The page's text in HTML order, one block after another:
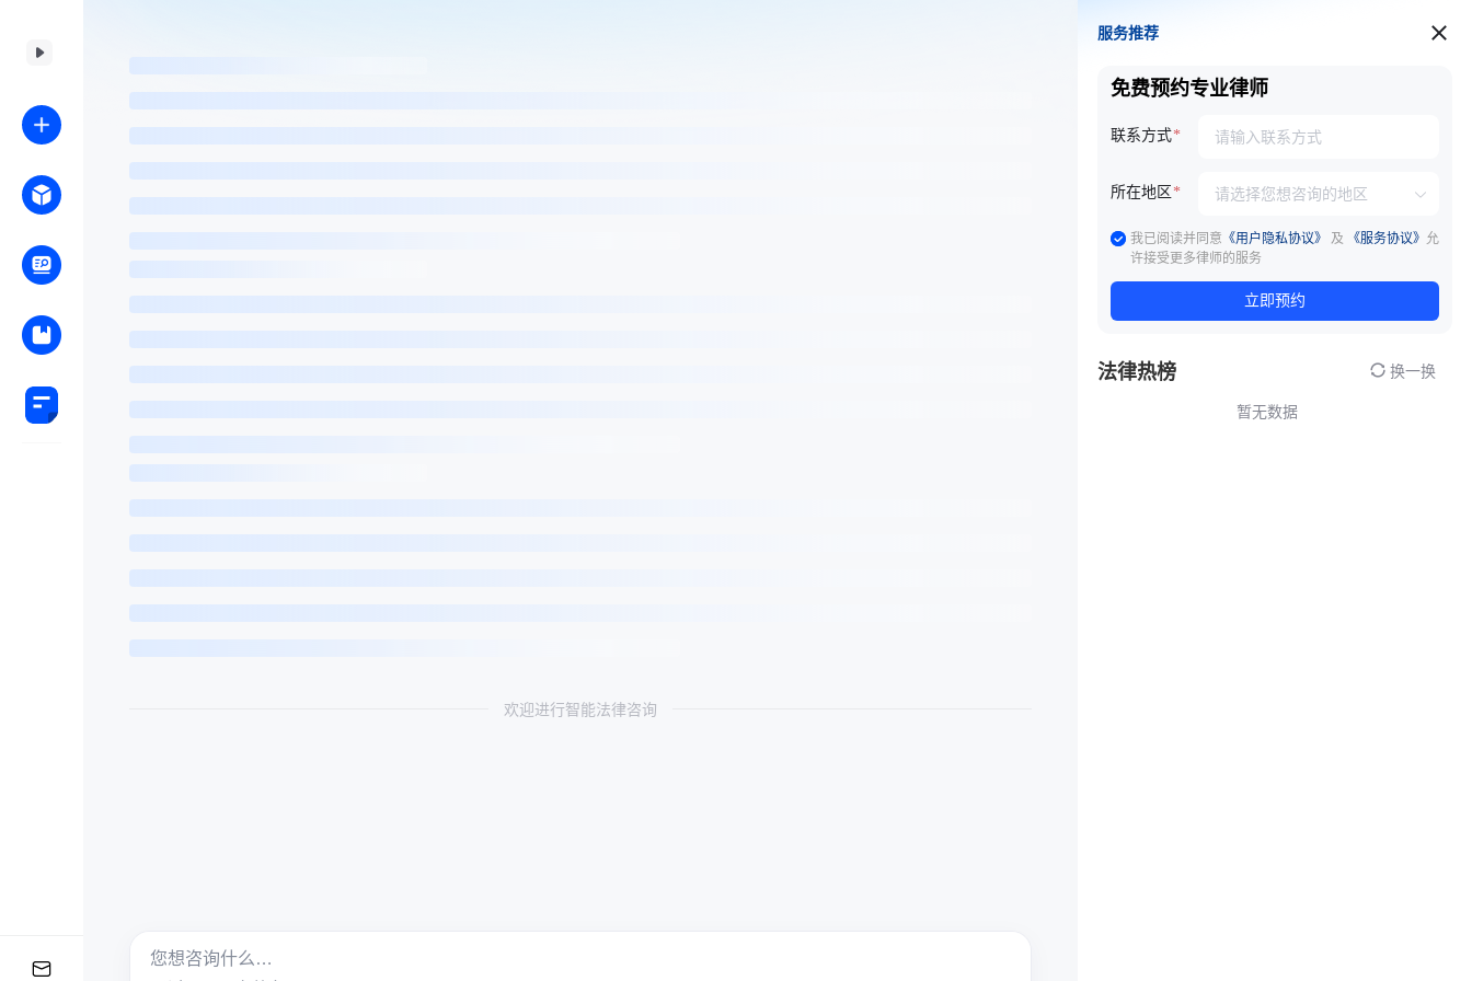
欢迎进行智能法律咨询
服务推荐
服务推荐
免费预约专业律师
联系方式
所在地区
我已阅读并同意 《用户隐私协议》 及 《服务协议》 允
许接受更多律师的服务
立即预约
法律热榜 换一换
暂无数据